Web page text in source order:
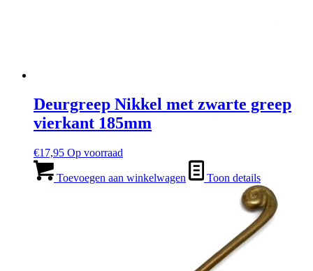
Deurgreep Nikkel met zwarte greep
vierkant 185mm
€17,95 Op voorraad
Toevoegen aan winkelwagen Toon details